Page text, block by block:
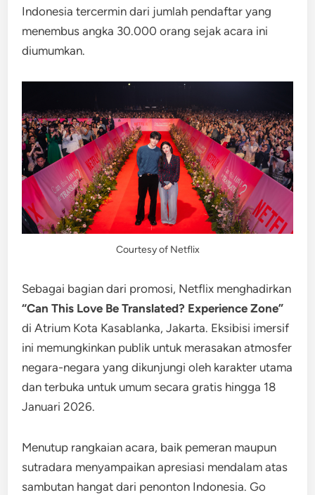
Indonesia tercermin dari jumlah pendaftar yang
menembus angka 30.000 orang sejak acara ini
diumumkan.
Courtesy of Netflix
Sebagai bagian dari promosi, Netflix menghadirkan
“Can This Love Be Translated? Experience Zone”
di Atrium Kota Kasablanka, Jakarta. Eksibisi imersif
ini memungkinkan publik untuk merasakan atmosfer
negara-negara yang dikunjungi oleh karakter utama
dan terbuka untuk umum secara gratis hingga 18
Januari 2026.
Menutup rangkaian acara, baik pemeran maupun
sutradara menyampaikan apresiasi mendalam atas
sambutan hangat dari penonton Indonesia. Go